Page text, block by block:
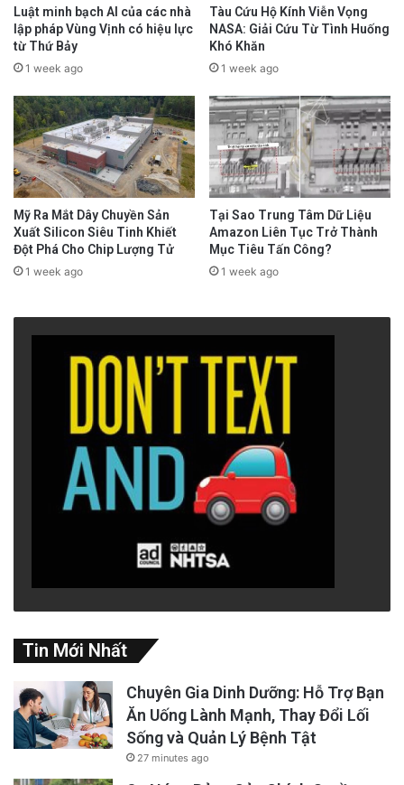
Luật minh bạch AI của các nhà
lập pháp Vùng Vịnh có hiệu lực
từ Thứ Bảy
1 week ago
Tàu Cứu Hộ Kính Viễn Vọng
NASA: Giải Cứu Từ Tình Huống
Khó Khăn
1 week ago
Mỹ Ra Mắt Dây Chuyền Sản
Xuất Silicon Siêu Tinh Khiết
Đột Phá Cho Chip Lượng Tử
1 week ago
Tại Sao Trung Tâm Dữ Liệu
Amazon Liên Tục Trở Thành
Mục Tiêu Tấn Công?
1 week ago
Tin Mới Nhất
Chuyên Gia Dinh Dưỡng: Hỗ Trợ Bạn
Ăn Uống Lành Mạnh, Thay Đổi Lối
Sống và Quản Lý Bệnh Tật
27 minutes ago